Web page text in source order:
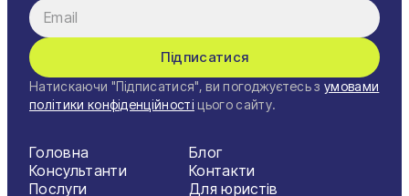
Підписатися
Натискаючи "Підписатися", ви погоджуєтесь з умовами
політики конфіденційності цього сайту.
Головна
Консультанти
Послуги
Блог
Контакти
Для юристів